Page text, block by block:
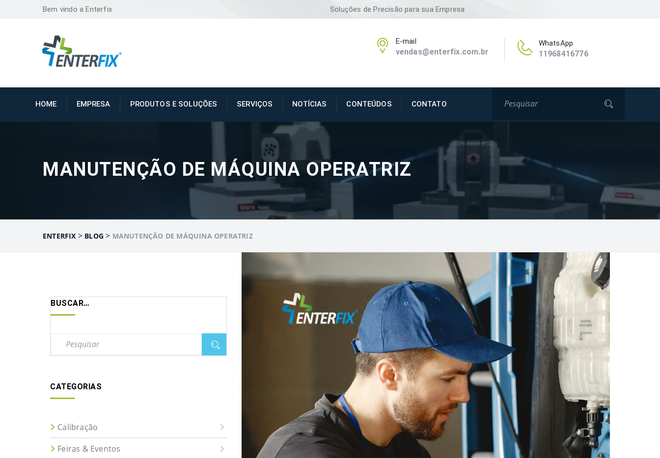
Bem vindo a Enterfix Soluções de Precisão para sua Empresa
E-mail
vendas@enterfix.com.br
WhatsApp
11968416776
HOME EMPRESA PRODUTOS E SOLUÇÕES SERVIÇOS NOTÍCIAS CONTEÚDOS CONTATO
MANUTENÇÃO DE MÁQUINA OPERATRIZ
ENTERFIX > BLOG > MANUTENÇÃO DE MÁQUINA OPERATRIZ
BUSCAR…
CATEGORIAS
Calibração
Feiras & Eventos